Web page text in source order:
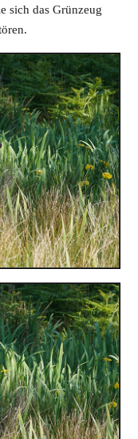
sich das Grünzeug